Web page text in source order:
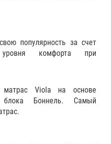
популярность за счет
комфорта при
матрас Viola на основе
блока Боннель. Самый